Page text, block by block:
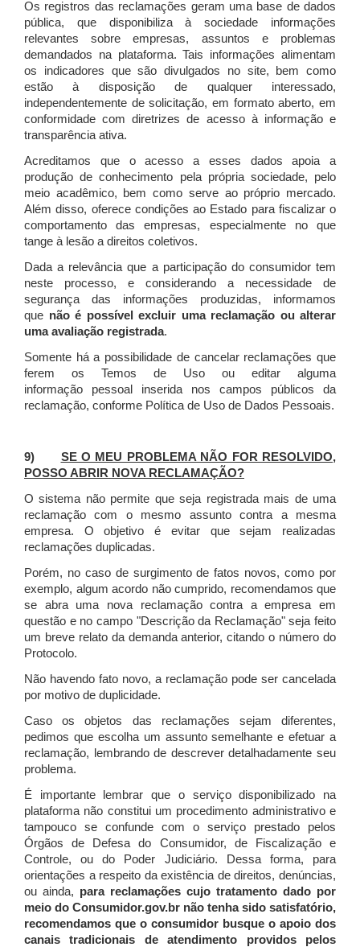
Os registros das reclamações geram uma base de dados
pública, que disponibiliza à sociedade informações
relevantes sobre empresas, assuntos e problemas
demandados na plataforma. Tais informações alimentam
os indicadores que são divulgados no site, bem como
estão à disposição de qualquer interessado,
independentemente de solicitação, em formato aberto, em
conformidade com diretrizes de acesso à informação e
transparência ativa.
Acreditamos que o acesso a esses dados apoia a
produção de conhecimento pela própria sociedade, pelo
meio acadêmico, bem como serve ao próprio mercado.
Além disso, oferece condições ao Estado para fiscalizar o
comportamento das empresas, especialmente no que
tange à lesão a direitos coletivos.
Dada a relevância que a participação do consumidor tem
neste processo, e considerando a necessidade de
segurança das informações produzidas, informamos
que não é possível excluir uma reclamação ou alterar
uma avaliação registrada.
Somente há a possibilidade de cancelar reclamações que
ferem os Temos de Uso ou editar alguma
informação pessoal inserida nos campos públicos da
reclamação, conforme Política de Uso de Dados Pessoais.
9) SE O MEU PROBLEMA NÃO FOR RESOLVIDO,
POSSO ABRIR NOVA RECLAMAÇÃO?
O sistema não permite que seja registrada mais de uma
reclamação com o mesmo assunto contra a mesma
empresa. O objetivo é evitar que sejam realizadas
reclamações duplicadas.
Porém, no caso de surgimento de fatos novos, como por
exemplo, algum acordo não cumprido, recomendamos que
se abra uma nova reclamação contra a empresa em
questão e no campo "Descrição da Reclamação" seja feito
um breve relato da demanda anterior, citando o número do
Protocolo.
Não havendo fato novo, a reclamação pode ser cancelada
por motivo de duplicidade.
Caso os objetos das reclamações sejam diferentes,
pedimos que escolha um assunto semelhante e efetuar a
reclamação, lembrando de descrever detalhadamente seu
problema.
É importante lembrar que o serviço disponibilizado na
plataforma não constitui um procedimento administrativo e
tampouco se confunde com o serviço prestado pelos
Órgãos de Defesa do Consumidor, de Fiscalização e
Controle, ou do Poder Judiciário. Dessa forma, para
orientações a respeito da existência de direitos, denúncias,
ou ainda, para reclamações cujo tratamento dado por
meio do Consumidor.gov.br não tenha sido satisfatório,
recomendamos que o consumidor busque o apoio dos
canais tradicionais de atendimento providos pelos